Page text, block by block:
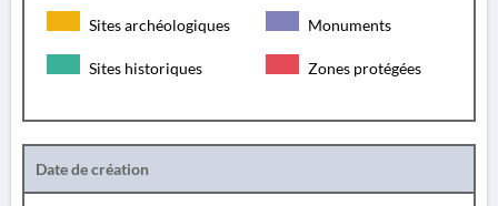
Sites archéologiques Monuments
Sites historiques Zones protégées
Date de création